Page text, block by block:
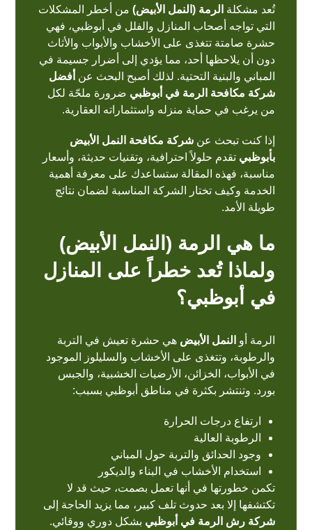
تُعد مشكلة الرمة (النمل الأبيض) من أخطر المشكلات
التي تواجه أصحاب المنازل والفلل في أبوظبي، فهي
حشرة صامتة تتغذى على الأخشاب والأبواب والأثاث
دون أن يلاحظها أحد، مما يؤدي إلى أضرار جسيمة في
المباني والبنية التحتية. لذلك أصبح البحث عن أفضل
شركة مكافحة الرمة في أبوظبي ضرورة ملحّة لكل
من يرغب في حماية منزله واستثماراته العقارية.
إذا كنت تبحث عنشركة مكافحة النمل الأبيض
بأبوظبي تقدم حلولاً احترافية، وتقنيات حديثة، وأسعار
مناسبة، فهذه المقالة ستساعدك على معرفة أهمية
الخدمة وكيف تختار الشركة المناسبة لضمان نتائج
طويلة الأمد.
ما هي الرمة (النمل الأبيض)
ولماذا تُعد خطراً على المنازل
في أبوظبي؟
الرمة أو النمل الأبيض هي حشرة تعيش في التربة
والرطوبة، وتتغذى على الأخشاب والسليلوز الموجود
في الأبواب، الخزائن، الأرضيات الخشبية، والجبس
بورد. وتنتشر بكثرة في مناطق أبوظبي بسبب:
ارتفاع درجات الحرارة
الرطوبة العالية
وجود الحدائق والتربة حول المباني
استخدام الأخشاب في البناء والديكور
تكمن خطورتها في أنها تعمل بصمت، حيث قد لا
تكتشفها إلا بعد حدوث تلف كبير، مما يزيد الحاجة إلى
شركة رش الرمة في أبوظبي بشكل دوري ووقائي.